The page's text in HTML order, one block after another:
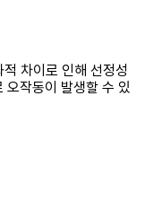
차이로 인해 선정성
오작동이 발생할 수 있